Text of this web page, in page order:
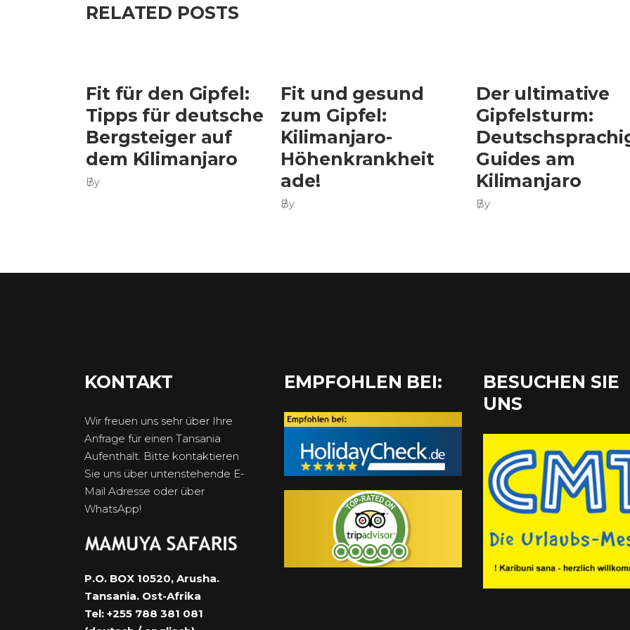
RELATED POSTS
Fit für den Gipfel:
Tipps für deutsche
Bergsteiger auf
dem Kilimanjaro
By
Fit und gesund
zum Gipfel:
Kilimanjaro-
Höhenkrankheit
ade!
By
Der ultimative
Gipfelsturm:
Guides am
Kilimanjaro
By
KONTAKT
Wir freuen uns sehr über Ihre
Anfrage für einen Tansania
Aufenthalt. Bitte kontaktieren
Sie uns über untenstehende E-
Mail Adresse oder über
WhatsApp!
P.O. BOX 10520, Arusha.
Tansania. Ost-Afrika
Tel: +255 788 381 081
EMPFOHLEN BEI:
BESUCHEN SIE
UNS